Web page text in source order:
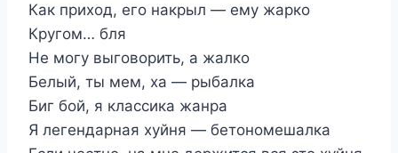
Как приход, его накрыл — ему жарко
Кругом… бля
Не могу выговорить, а жалко
Белый, ты мем, ха — рыбалка
Биг бой, я классика жанра
Я легендарная хуйня — бетономешалка